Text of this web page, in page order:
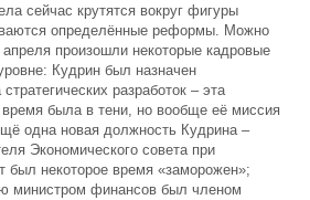
сейчас крутятся вокруг фигуры
определённые реформы. Можно
апреля произошли некоторые кадровые
Кудрин был назначен
разработок – эта
время была в тени, но вообще её миссия
одна новая должность Кудрина –
Экономического совета при
был некоторое время «заморожен»;
министром финансов был членом